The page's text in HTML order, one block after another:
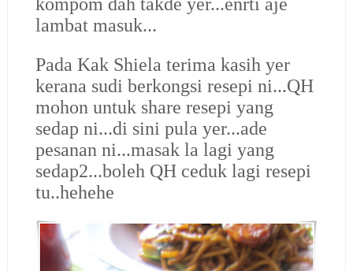
lambat masuk...
Pada Kak Shiela terima kasih yer
kerana sudi berkongsi resepi ni...QH
mohon untuk share resepi yang
sedap ni...di sini pula yer...ade
pesanan ni...masak la lagi yang
sedap2...boleh QH ceduk lagi resepi
tu..hehehe